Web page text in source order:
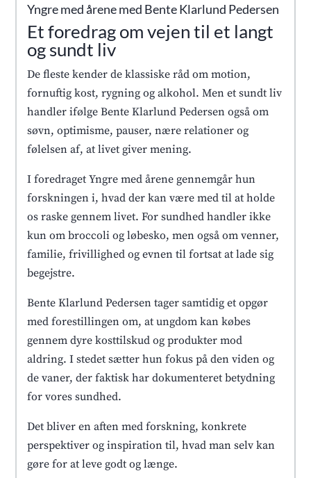
Yngre med årene med Bente Klarlund Pedersen
Et foredrag om vejen til et langt
og sundt liv
De fleste kender de klassiske råd om motion,
fornuftig kost, rygning og alkohol. Men et sundt liv
handler ifølge Bente Klarlund Pedersen også om
søvn, optimisme, pauser, nære relationer og
følelsen af, at livet giver mening.
I foredraget Yngre med årene gennemgår hun
forskningen i, hvad der kan være med til at holde
os raske gennem livet. For sundhed handler ikke
kun om broccoli og løbesko, men også om venner,
familie, frivillighed og evnen til fortsat at lade sig
begejstre.
Bente Klarlund Pedersen tager samtidig et opgør
med forestillingen om, at ungdom kan købes
gennem dyre kosttilskud og produkter mod
aldring. I stedet sætter hun fokus på den viden og
de vaner, der faktisk har dokumenteret betydning
for vores sundhed.
Det bliver en aften med forskning, konkrete
perspektiver og inspiration til, hvad man selv kan
gøre for at leve godt og længe.